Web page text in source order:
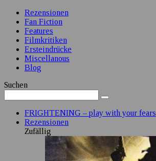
Rezensionen
Fan Fiction
Features
Filmkritiken
Ersteindrücke
Miscellanous
Blog
Suchen
FRIGHTENING – play with your fears
Rezensionen
Zufällig